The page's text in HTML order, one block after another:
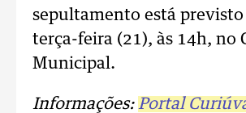
sepultamento está previsto
terça-feira (21), às 14h, no
Municipal.
Informações: Portal